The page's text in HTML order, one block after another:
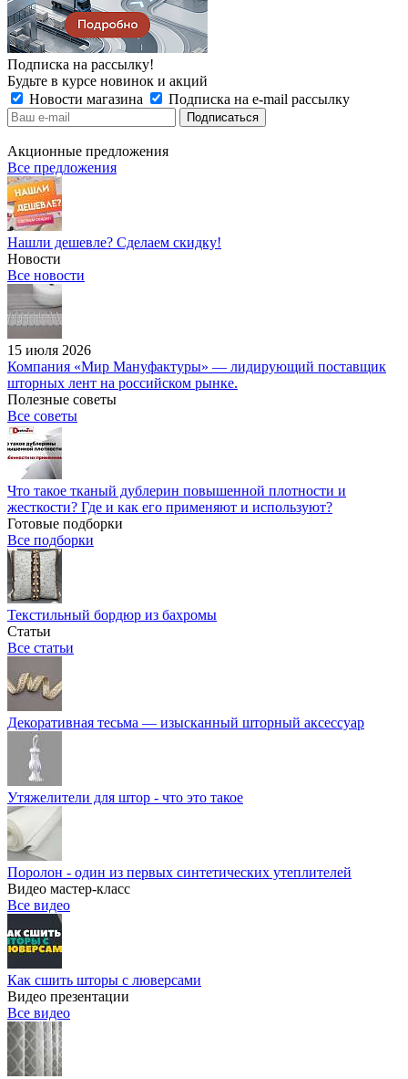
Подписка на рассылку!
Будьте в курсе новинок и акций
Новости магазина
Подписка на e-mail рассылку
Акционные предложения
Все предложения
Нашли дешевле? Сделаем скидку!
Новости
Все новости
15 июля 2026
Компания «Мир Мануфактуры» — лидирующий поставщик
шторных лент на российском рынке.
Полезные советы
Все советы
Что такое тканый дублерин повышенной плотности и
жесткости? Где и как его применяют и используют?
Готовые подборки
Все подборки
Текстильный бордюр из бахромы
Статьи
Все статьи
Декоративная тесьма — изысканный шторный аксессуар
Утяжелители для штор - что это такое
Поролон - один из первых синтетических утеплителей
Видео мастер-класс
Все видео
Как сшить шторы с люверсами
Видео презентации
Все видео